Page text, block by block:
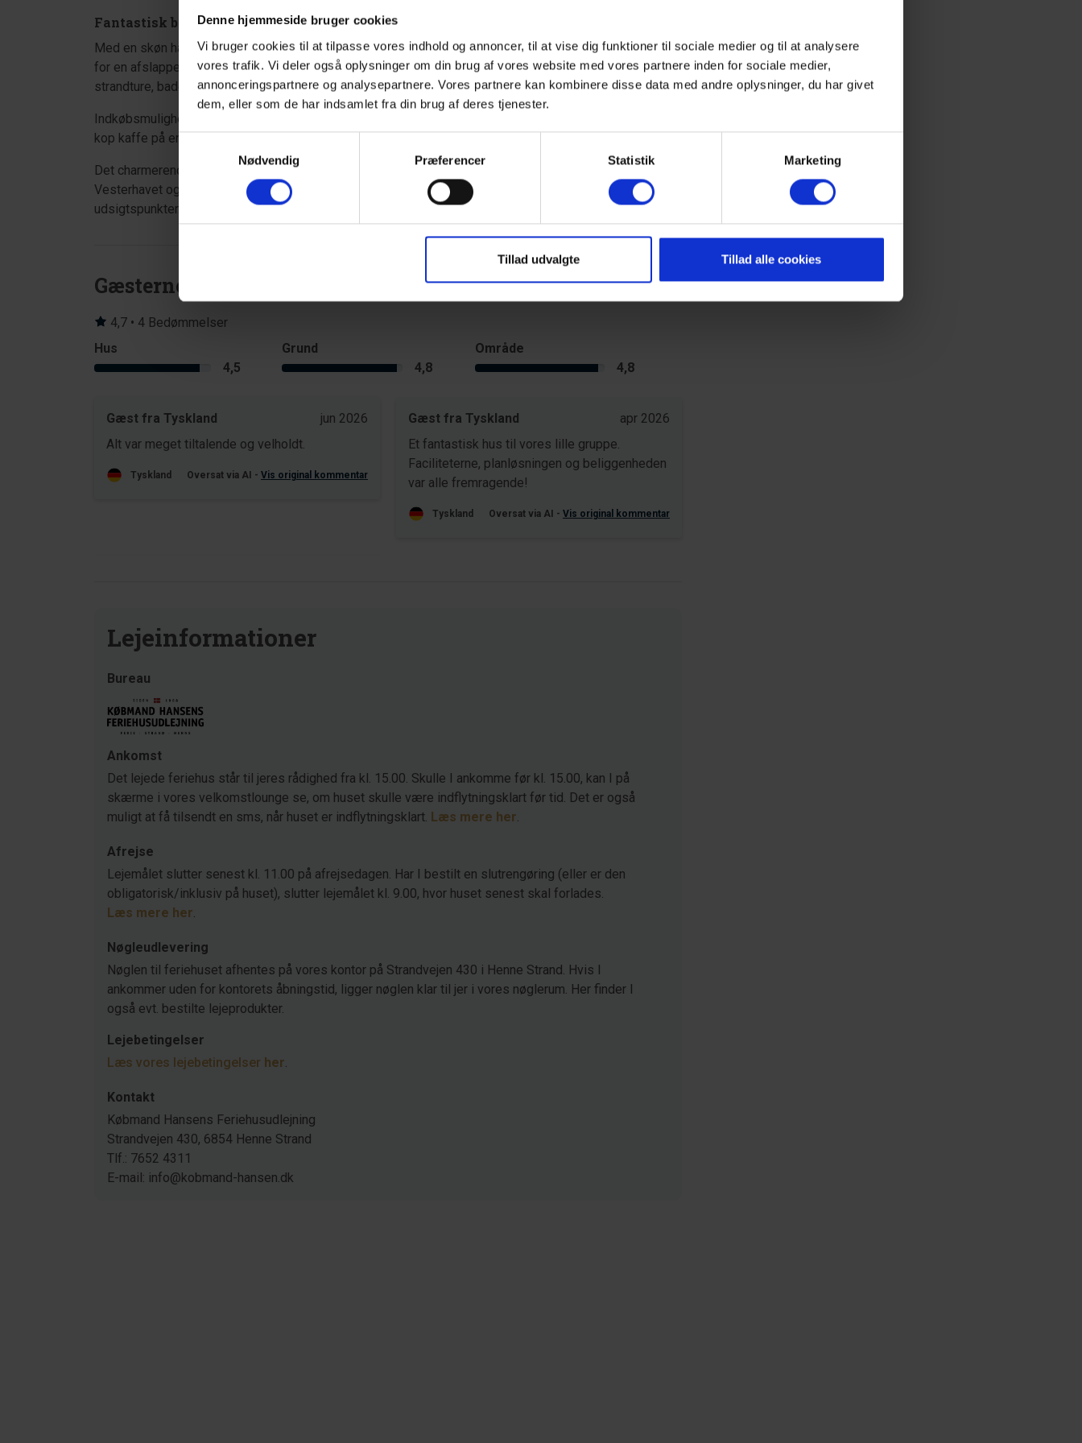
Denne hjemmeside bruger cookies
Vi bruger cookies til at tilpasse vores indhold og annoncer, til at vise dig funktioner til sociale medier og til at analysere
vores trafik. Vi deler også oplysninger om din brug af vores website med vores partnere inden for sociale medier,
annonceringspartnere og analysepartnere. Vores partnere kan kombinere disse data med andre oplysninger, du har givet
dem, eller som de har indsamlet fra din brug af deres tjenester.
Nødvendig
Præferencer Statistik Marketing
Tillad udvalgte Tillad alle cookies
Fantastisk beliggenhed – kun 200 meter til stranden
Med en skøn havudsigt og en beliggenhed, der er svær at overgå, har dette feriehus de perfekte rammer
for en afslappende ferie iHenne Strand. Vesterhavet ligger blot200 metervæk og indbyder til
strandture, badeture og lange gåture i klitterne.
Indkøbsmulighederne ligger lige så tæt på. Hent morgenbrød, besøg de hyggelige butikker eller nyd en
kop kaffe på en af byens caféer – alt sammen inden for gåafstand.
Det charmerende fiskerleje Nymindegab
er også et besøg værd. Byen ligger smukt mellem
Vesterhavet og
Ringkøbing Fjordog byder på en helt særlig stemning, små havnemiljøer og fantastiske
udsigtspunkter. Her kan du opleve det unikke landskab mellem hav, fjord og klitter på tæt hold.
Gæsterne siger
4,7 • 4 Bedømmelser
Hus
4,5
Grund
4,8
Område
4,8
Gæst fra Tyskland
jun 2026
Alt var meget tiltalende og velholdt.
Tyskland Oversat via AI - Vis original kommentar
Gæst fra Tyskland
apr 2026
Et fantastisk hus til vores lille gruppe.
Faciliteterne, planløsningen og beliggenheden
var alle fremragende!
Tyskland Oversat via AI - Vis original kommentar
Lejeinformationer
Bureau
Ankomst
Det lejede feriehus står til jeres rådighed fra kl. 15.00. Skulle I ankomme før kl. 15.00, kan I på
skærme i vores velkomstlounge se, om huset skulle være indflytningsklart før tid. Det er også
muligt at få tilsendt en sms, når huset er indflytningsklart. Læs mere her.
Afrejse
Lejemålet slutter senest kl. 11.00 på afrejsedagen. Har I bestilt en slutrengøring (eller er den
obligatorisk/inklusiv på huset), slutter lejemålet kl. 9.00, hvor huset senest skal forlades.
Læs mere her.
Nøgleudlevering
Nøglen til feriehuset afhentes på vores kontor på Strandvejen 430 i Henne Strand. Hvis I
ankommer uden for kontorets åbningstid, ligger nøglen klar til jer i vores nøglerum. Her finder I
også evt. bestilte lejeprodukter.
Lejebetingelser
Læs vores lejebetingelser her.
Kontakt
Købmand Hansens Feriehusudlejning
Strandvejen 430, 6854 Henne Strand
Tlf.: 7652 4311
E-mail: info@kobmand-hansen.dk